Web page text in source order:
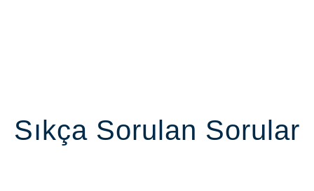
Sıkça Sorulan Sorular